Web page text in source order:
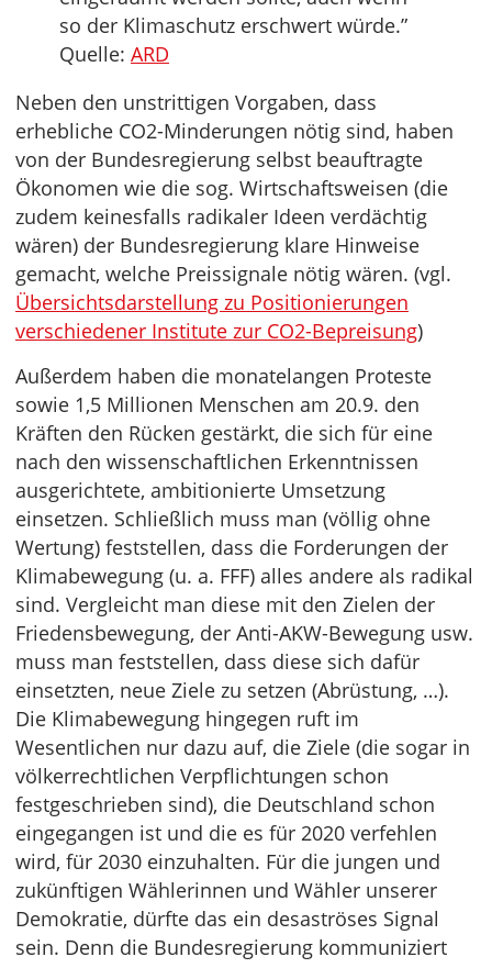
so der Klimaschutz erschwert würde.”
Quelle: ARD
Neben den unstrittigen Vorgaben, dass
erhebliche CO2-Minderungen nötig sind, haben
von der Bundesregierung selbst beauftragte
Ökonomen wie die sog. Wirtschaftsweisen (die
zudem keinesfalls radikaler Ideen verdächtig
wären) der Bundesregierung klare Hinweise
gemacht, welche Preissignale nötig wären. (vgl.
Übersichtsdarstellung zu Positionierungen
verschiedener Institute zur CO2-Bepreisung)
Außerdem haben die monatelangen Proteste
sowie 1,5 Millionen Menschen am 20.9. den
Kräften den Rücken gestärkt, die sich für eine
nach den wissenschaftlichen Erkenntnissen
ausgerichtete, ambitionierte Umsetzung
einsetzen. Schließlich muss man (völlig ohne
Wertung) feststellen, dass die Forderungen der
Klimabewegung (u. a. FFF) alles andere als radikal
sind. Vergleicht man diese mit den Zielen der
Friedensbewegung, der Anti-AKW-Bewegung usw.
muss man feststellen, dass diese sich dafür
einsetzten, neue Ziele zu setzen (Abrüstung, …).
Die Klimabewegung hingegen ruft im
Wesentlichen nur dazu auf, die Ziele (die sogar in
völkerrechtlichen Verpflichtungen schon
festgeschrieben sind), die Deutschland schon
eingegangen ist und die es für 2020 verfehlen
wird, für 2030 einzuhalten. Für die jungen und
zukünftigen Wählerinnen und Wähler unserer
Demokratie, dürfte das ein desaströses Signal
sein. Denn die Bundesregierung kommuniziert